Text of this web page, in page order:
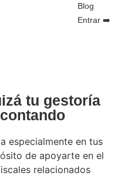
Blog
Entrar ➡️
tu gestoría
especialmente en tus
de apoyarte en el
relacionados